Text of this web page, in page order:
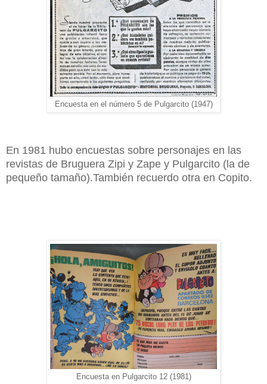
Encuesta en el número 5 de Pulgarcito (1947)
En 1981 hubo encuestas sobre personajes en las
revistas de Bruguera Zipi y Zape y Pulgarcito (la de
pequeño tamaño).También recuerdo otra en Copito.
Encuesta en Pulgarcito 12 (1981)